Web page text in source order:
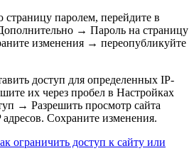
паролем, перейдите в
→ Пароль на страницу
изменения → переопубликуйте
доступ для определенных IP-
их через пробел в Настройках
→ Разрешить просмотр сайта
Сохраните изменения.
ограничить доступ к сайту или